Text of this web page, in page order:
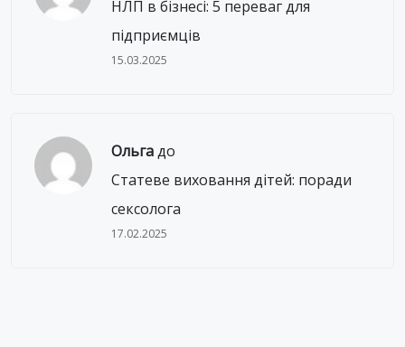
НЛП в бізнесі: 5 переваг для
підприємців
15.03.2025
Ольгадо
Статеве виховання дітей: поради
сексолога
17.02.2025